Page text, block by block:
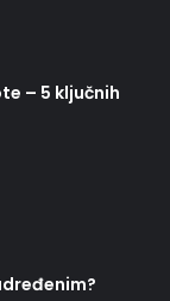
– 5 ključnih